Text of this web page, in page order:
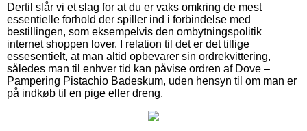
Dertil slår vi et slag for at du er vaks omkring de mest
essentielle forhold der spiller ind i forbindelse med
bestillingen, som eksempelvis den ombytningspolitik
internet shoppen lover. I relation til det er det tillige
essesentielt, at man altid opbevarer sin ordrekvittering,
således man til enhver tid kan påvise ordren af Dove –
Pampering Pistachio Badeskum, uden hensyn til om man er
på indkøb til en pige eller dreng.